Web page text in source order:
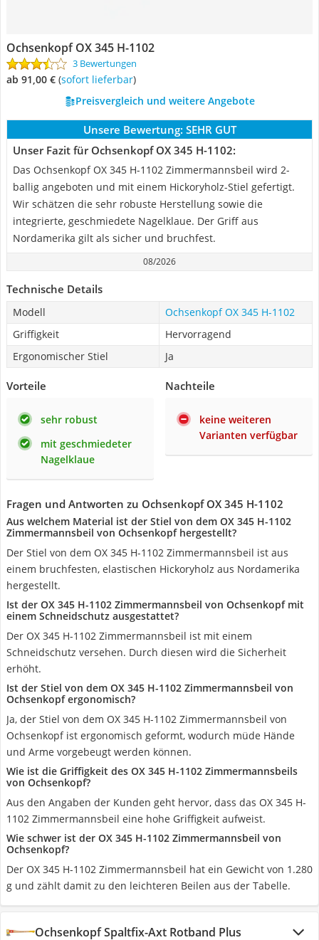
Ochsenkopf OX 345 H-1102
3 Bewertungen
ab 91,00 € ( Sofort lieferbar)
Preisvergleich und weitere Angebote
Unsere Bewertung: SEHR GUT
Unser Fazit für Ochsenkopf OX 345 H-1102:
Das Ochsenkopf OX 345 H-1102 Zimmermannsbeil wird 2-
ballig angeboten und mit einem Hickoryholz-Stiel gefertigt.
Wir schätzen die sehr robuste Herstellung sowie die
integrierte, geschmiedete Nagelklaue. Der Griff aus
Nordamerika gilt als sicher und bruchfest.
08/2026
Technische Details
Modell
Ochsenkopf OX 345 H-1102
Griffigkeit
Hervorragend
Ergonomischer Stiel
Ja
Vorteile
sehr robust
mit geschmiedeter
Nagelklaue
Nachteile
keine weiteren
Varianten verfügbar
Fragen und Antworten zu Ochsenkopf OX 345 H-1102
Aus welchem Material ist der Stiel von dem OX 345 H-1102
Zimmermannsbeil von Ochsenkopf hergestellt?
Der Stiel von dem OX 345 H-1102 Zimmermannsbeil ist aus
einem bruchfesten, elastischen Hickoryholz aus Nordamerika
hergestellt.
Ist der OX 345 H-1102 Zimmermannsbeil von Ochsenkopf mit
einem Schneidschutz ausgestattet?
Der OX 345 H-1102 Zimmermannsbeil ist mit einem
Schneidschutz versehen. Durch diesen wird die Sicherheit
erhöht.
Ist der Stiel von dem OX 345 H-1102 Zimmermannsbeil von
Ochsenkopf ergonomisch?
Ja, der Stiel von dem OX 345 H-1102 Zimmermannsbeil von
Ochsenkopf ist ergonomisch geformt, wodurch müde Hände
und Arme vorgebeugt werden können.
Wie ist die Griffigkeit des OX 345 H-1102 Zimmermannsbeils
von Ochsenkopf?
Aus den Angaben der Kunden geht hervor, dass das OX 345 H-
1102 Zimmermannsbeil eine hohe Griffigkeit aufweist.
Wie schwer ist der OX 345 H-1102 Zimmermannsbeil von
Ochsenkopf?
Der OX 345 H-1102 Zimmermannsbeil hat ein Gewicht von 1.280
g und zählt damit zu den leichteren Beilen aus der Tabelle.
Ochsenkopf Spaltfix-Axt Rotband Plus